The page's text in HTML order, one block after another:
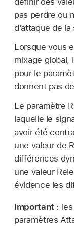
pas perdre ou
d’attaque de
Lorsque vous
mixage global,
pour le
donnent pas
Le paramètre
laquelle le
avoir été
une valeur de
différences
une valeur
évidence les
Important :
paramètres